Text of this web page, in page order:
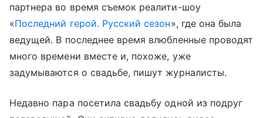
партнера во время съемок реалити-шоу
«Последний герой. Русский сезон», где она была
ведущей. В последнее время влюбленные проводят
много времени вместе и, похоже, уже
задумываются о свадьбе, пишут журналисты.
Недавно пара посетила свадьбу одной из подруг